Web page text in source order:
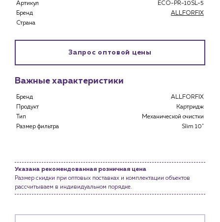
Предприятиям и юр.лицам
История компании
Новости
Артикул
ECO-PR-10SL-5
Бренд
ALLFORFIX
Страна
Запрос оптовой цены
Важные характеристики
Бренд
ALLFORFIX
Продукт
Картридж
Тип
Механической очистки
Размер фильтра
Slim 10"
Указана рекомендованная розничная цена
Размер скидки при оптовых поставках и комплектации объектов
рассчитываем в индивидуальном порядке.